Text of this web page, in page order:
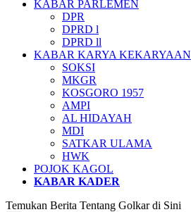
KABAR PARLEMEN
DPR
DPRD l
DPRD ll
KABAR KARYA KEKARYAAN
SOKSI
MKGR
KOSGORO 1957
AMPI
AL HIDAYAH
MDI
SATKAR ULAMA
HWK
POJOK KAGOL
KABAR KADER
Temukan Berita Tentang Golkar di Sini